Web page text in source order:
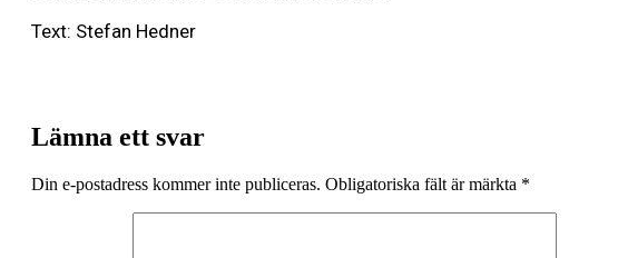
Text: Stefan Hedner
Lämna ett svar
Din e-postadress kommer inte publiceras. Obligatoriska fält är märkta *